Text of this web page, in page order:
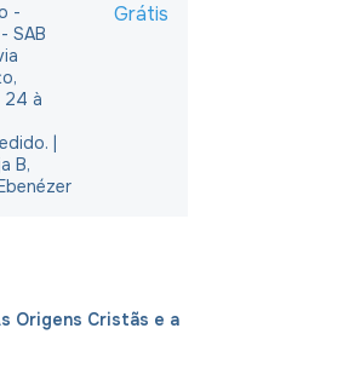
-
SAB
24 à
|
B,
Grátis
Origens Cristãs e a